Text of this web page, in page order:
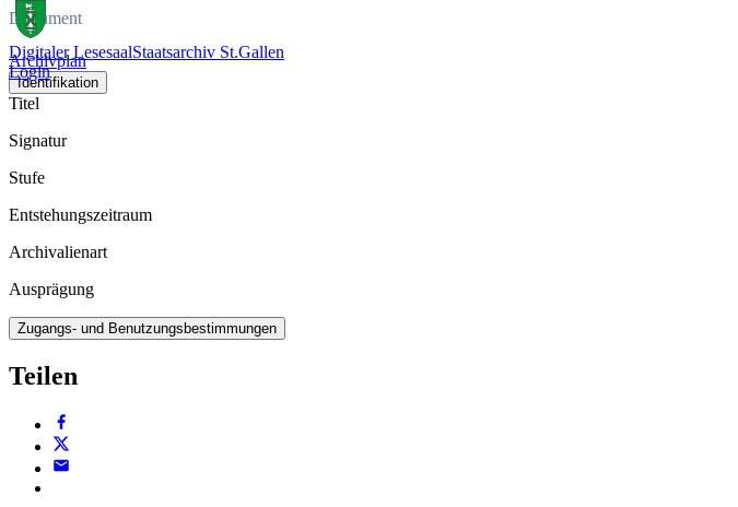
Digitaler LesesaalStaatsarchiv St.Gallen
Login
Dokument
Archivplan
Identifikation
Titel
Signatur
Stufe
Entstehungszeitraum
Archivalienart
Ausprägung
Zugangs- und Benutzungsbestimmungen
Teilen